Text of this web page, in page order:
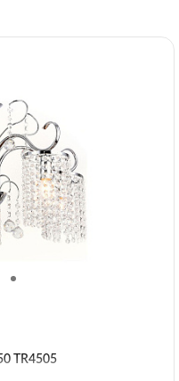
TR4505